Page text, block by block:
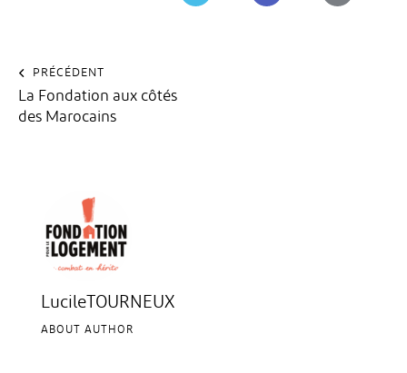
PRÉCÉDENT
La Fondation aux côtés
des Marocains
LucileTOURNEUX
ABOUT AUTHOR